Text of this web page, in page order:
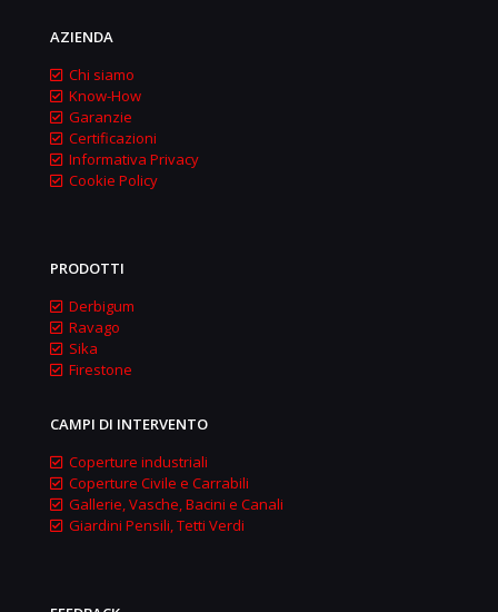
AZIENDA
Chi siamo
Know-How
Garanzie
Certificazioni
Informativa Privacy
Cookie Policy
PRODOTTI
Derbigum
Ravago
Sika
Firestone
CAMPI DI INTERVENTO
Coperture industriali
Coperture Civile e Carrabili
Gallerie, Vasche, Bacini e Canali
Giardini Pensili, Tetti Verdi